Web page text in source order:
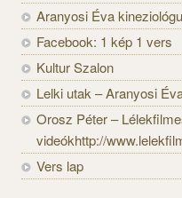
Aranyosi Éva
Facebook: 1 kép 1 vers
Kultur Szalon
Lelki utak – Aranyosi
Orosz Péter –
videókhttp://
Vers lap